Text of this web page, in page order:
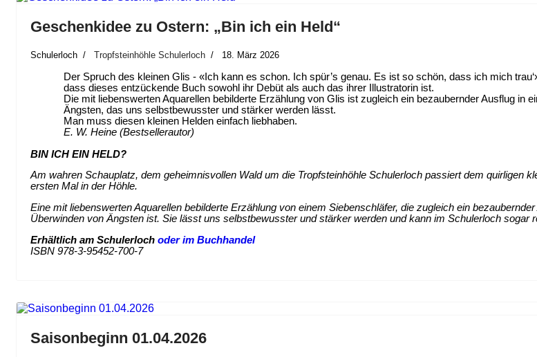
Geschenkidee zu Ostern: „Bin ich ein Held“
Schulerloch Tropfsteinhöhle Schulerloch 18. März 2026
Der Spruch des kleinen Glis - «Ich kann es schon. Ich spür’s genau. Es ist so schön, dass ich mich
dass dieses entzückende Buch sowohl ihr Debüt als auch das ihrer Illustratorin ist.
Die mit liebenswerten Aquarellen bebilderte Erzählung von Glis ist zugleich ein bezaubernder Ausflug in
Ängsten, das uns selbstbewusster und stärker werden lässt.
Man muss diesen kleinen Helden einfach liebhaben.
E. W. Heine (Bestsellerautor)
BIN ICH EIN HELD?
Am wahren Schauplatz, dem geheimnisvollen Wald um die Tropfsteinhöhle Schulerloch passiert dem quirligen
ersten Mal in der Höhle.
Eine mit liebenswerten Aquarellen bebilderte Erzählung von einem Siebenschläfer, die zugleich ein
Überwinden von Ängsten ist. Sie lässt uns selbstbewusster und stärker werden und kann im Schulerloch sogar
Erhältlich am Schulerloch oder im Buchhandel
ISBN 978-3-95452-700-7
Saisonbeginn 01.04.2026